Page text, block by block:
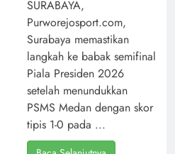
SURABAYA,
Purworejosport.com,
Surabaya memastikan
langkah ke babak semifinal
Piala Presiden 2026
setelah menundukkan
PSMS Medan dengan skor
tipis 1-0 pada ...